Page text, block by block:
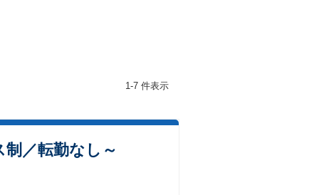
1-7 件表示
／転勤なし～